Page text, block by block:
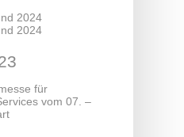
2024
2024
für
vom 07. –